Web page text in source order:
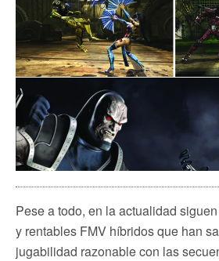
Pese a todo, en la actualidad
y rentables FMV híbridos que han
jugabilidad razonable con las